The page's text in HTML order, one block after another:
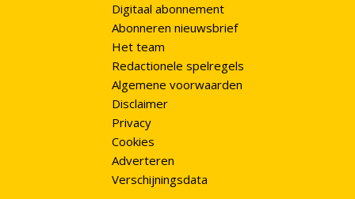
Digitaal abonnement
Abonneren nieuwsbrief
Het team
Redactionele spelregels
Algemene voorwaarden
Disclaimer
Privacy
Cookies
Adverteren
Verschijningsdata